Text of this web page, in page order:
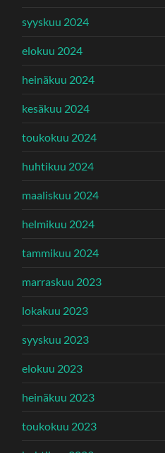
syyskuu 2024
elokuu 2024
heinäkuu 2024
kesäkuu 2024
toukokuu 2024
huhtikuu 2024
maaliskuu 2024
helmikuu 2024
tammikuu 2024
marraskuu 2023
lokakuu 2023
syyskuu 2023
elokuu 2023
heinäkuu 2023
toukokuu 2023